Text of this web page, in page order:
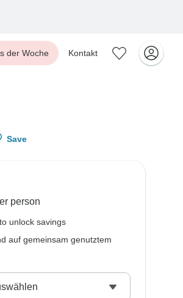
der Woche Kontakt
Save
person
to unlock savings
auf gemeinsam genutztem